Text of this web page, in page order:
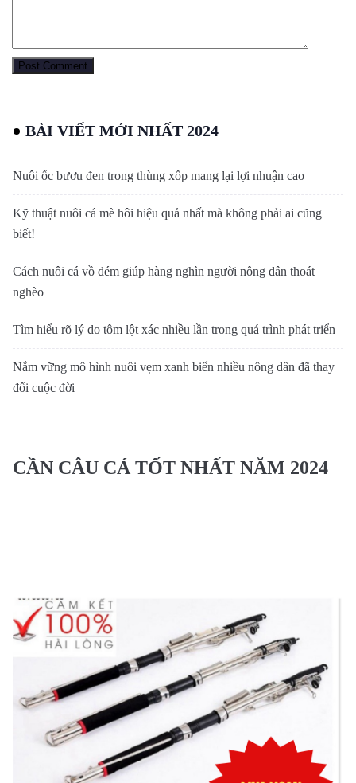
BÀI VIẾT MỚI NHẤT 2024
Nuôi ốc bươu đen trong thùng xốp mang lại lợi nhuận cao
Kỹ thuật nuôi cá mè hôi hiệu quả nhất mà không phải ai cũng
biết!
Cách nuôi cá vồ đém giúp hàng nghìn người nông dân thoát
nghèo
Tìm hiểu rõ lý do tôm lột xác nhiều lần trong quá trình phát triển
Nắm vững mô hình nuôi vẹm xanh biển nhiều nông dân đã thay
đổi cuộc đời
CẦN CÂU CÁ TỐT NHẤT NĂM 2024